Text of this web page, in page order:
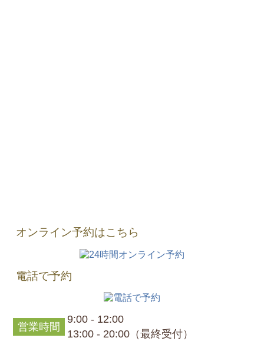
オンライン予約はこちら
電話で予約
営業時間
9:00 - 12:00
13:00 - 20:00（最終受付）